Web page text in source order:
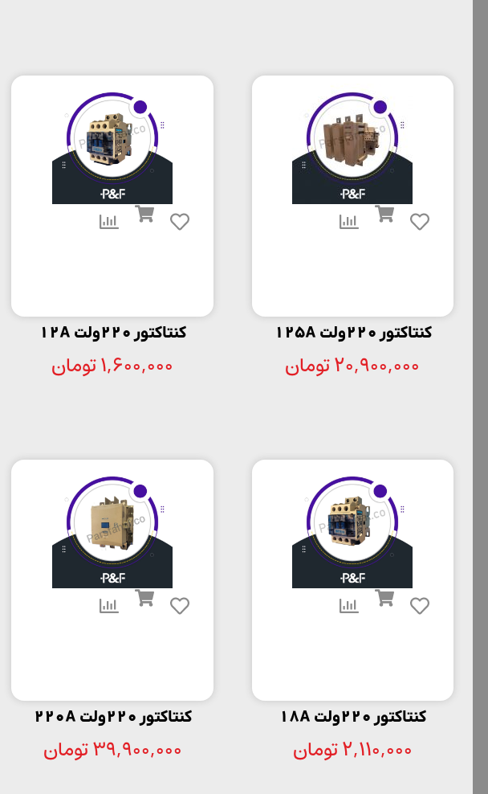
کنتاکتور 220ولت 125A
20,900,000تومان
کنتاکتور 220ولت 12A
1,600,000تومان
کنتاکتور 220ولت 18A
2,110,000تومان
کنتاکتور 220ولت 220A
39,900,000تومان